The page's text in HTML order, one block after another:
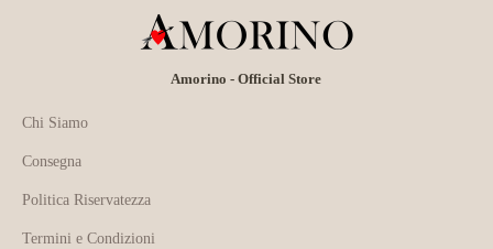
Amorino - Official Store
Chi Siamo
Consegna
Politica Riservatezza
Termini e Condizioni